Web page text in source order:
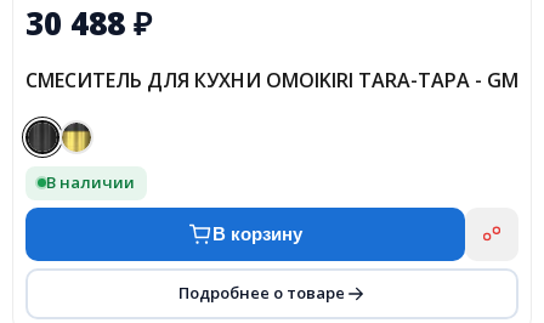
30 488₽
СМЕСИТЕЛЬ ДЛЯ КУХНИ OMOIKIRI TARA-ТАРА - GM
В наличии
В корзину
Подробнее о товаре